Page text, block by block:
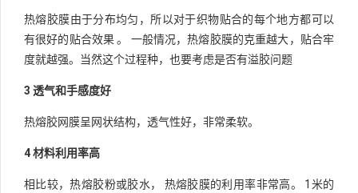
热熔胶膜由于分布均匀，所以对于织物贴合的每个地方都可以
有很好的贴合效果 。 一般情况，热熔胶膜的克重越大，贴合牢
度就越强。当然这个过程种，也要考虑是否有溢胶问题
3 透气和手感度好
热熔胶网膜呈网状结构，透气性好，非常柔软。
4 材料利用率高
相比较，热熔胶粉或胶水， 热熔胶膜的利用率非常高。 1米的